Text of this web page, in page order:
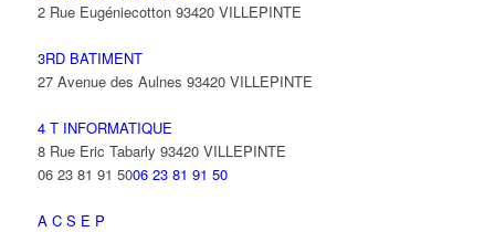
2 Rue Eugéniecotton 93420 VILLEPINTE
3RD BATIMENT
27 Avenue des Aulnes 93420 VILLEPINTE
4 T INFORMATIQUE
8 Rue Eric Tabarly 93420 VILLEPINTE
06 23 81 91 5006 23 81 91 50
A C S E P